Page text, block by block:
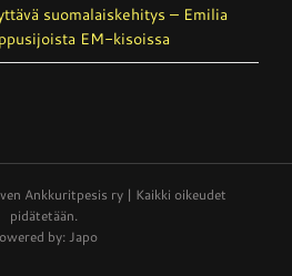
suomalais­kehitys – Emilia
EM-kisoissa
Ankkuritpesis ry | Kaikki oikeudet
pidätetään.
by: Japo